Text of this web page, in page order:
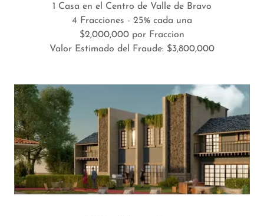
1 Casa en el Centro de Valle de Bravo
4 Fracciones - 25% cada una
$2,000,000 por Fraccion
Valor Estimado del Fraude: $3,800,000